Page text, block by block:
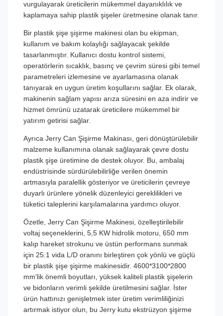
vurgulayarak üreticilerin mükemmel dayanıklılık ve
kaplamaya sahip plastik şişeler üretmesine olanak tanır.
Bir plastik şişe şişirme makinesi olan bu ekipman,
kullanım ve bakım kolaylığı sağlayacak şekilde
tasarlanmıştır. Kullanıcı dostu kontrol sistemi,
operatörlerin sıcaklık, basınç ve çevrim süresi gibi temel
parametreleri izlemesine ve ayarlamasına olanak
tanıyarak en uygun üretim koşullarını sağlar. Ek olarak,
makinenin sağlam yapısı arıza süresini en aza indirir ve
hizmet ömrünü uzatarak üreticilere mükemmel bir
yatırım getirisi sağlar.
Ayrıca Jerry Can Şişirme Makinası, geri dönüştürülebilir
malzeme kullanımına olanak sağlayarak çevre dostu
plastik şişe üretimine de destek oluyor. Bu, ambalaj
endüstrisinde sürdürülebilirliğe verilen önemin
artmasıyla paralellik gösteriyor ve üreticilerin çevreye
duyarlı ürünlere yönelik düzenleyici gereklilikleri ve
tüketici taleplerini karşılamalarına yardımcı oluyor.
Özetle, Jerry Can Şişirme Makinesi, özelleştirilebilir
voltaj seçeneklerini, 5,5 KW hidrolik motoru, 650 mm
kalıp hareket strokunu ve üstün performans sunmak
için 25:1 vida L/D oranını birleştiren çok yönlü ve güçlü
bir plastik şişe şişirme makinesidir. 4600*3100*2800
mm'lik önemli boyutları, yüksek kaliteli plastik şişelerin
ve bidonların verimli şekilde üretilmesini sağlar. İster
ürün hattınızı genişletmek ister üretim verimliliğinizi
artırmak istiyor olun, bu Jerry kutu ekstrüzyon şişirme